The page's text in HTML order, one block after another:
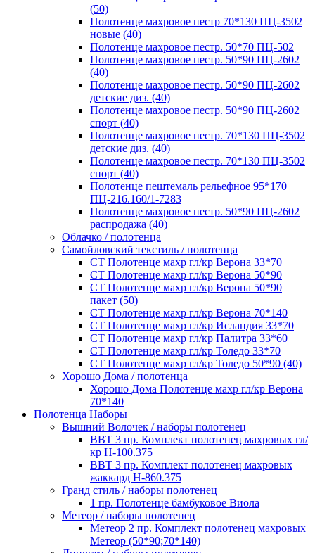
(50)
Полотенце махровое пестр 70*130 ПЦ-3502
новые (40)
Полотенце махровое пестр. 50*70 ПЦ-502
Полотенце махровое пестр. 50*90 ПЦ-2602
(40)
Полотенце махровое пестр. 50*90 ПЦ-2602
детские диз. (40)
Полотенце махровое пестр. 50*90 ПЦ-2602
спорт (40)
Полотенце махровое пестр. 70*130 ПЦ-3502
детские диз. (40)
Полотенце махровое пестр. 70*130 ПЦ-3502
спорт (40)
Полотенце пештемаль рельефное 95*170
ПЦ-216.160/1-7283
Полотенце махровое пестр. 50*90 ПЦ-2602
распродажа (40)
Облачко / полотенца
Самойловский текстиль / полотенца
СТ Полотенце махр гл/кр Верона 33*70
СТ Полотенце махр гл/кр Верона 50*90
СТ Полотенце махр гл/кр Верона 50*90
пакет (50)
СТ Полотенце махр гл/кр Верона 70*140
СТ Полотенце махр гл/кр Исландия 33*70
СТ Полотенце махр гл/кр Палитра 33*60
СТ Полотенце махр гл/кр Толедо 33*70
СТ Полотенце махр гл/кр Толедо 50*90 (40)
Хорошо Дома / полотенца
Хорошо Дома Полотенце махр гл/кр Верона
70*140
Полотенца Наборы
Вышний Волочек / наборы полотенец
ВВТ 3 пр. Комплект полотенец махровых гл/
кр Н-100.375
ВВТ 3 пр. Комплект полотенец махровых
жаккард Н-860.375
Гранд стиль / наборы полотенец
1 пр. Полотенце бамбуковое Виола
Метеор / наборы полотенец
Метеор 2 пр. Комплект полотенец махровых
Метеор (50*90;70*140)